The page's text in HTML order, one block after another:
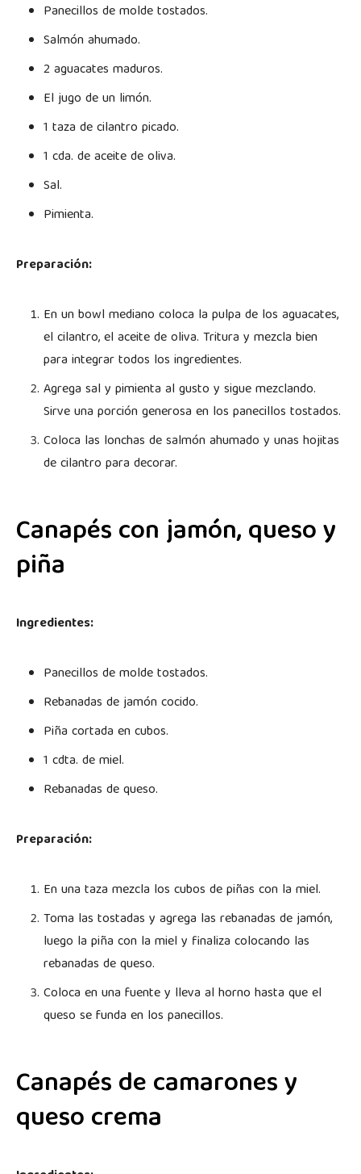
Panecillos de molde tostados.
Salmón ahumado.
2 aguacates maduros.
El jugo de un limón.
1 taza de cilantro picado.
1 cda. de aceite de oliva.
Sal.
Pimienta.
Preparación:
En un bowl mediano coloca la pulpa de los aguacates,
el cilantro, el aceite de oliva. Tritura y mezcla bien
para integrar todos los ingredientes.
Agrega sal y pimienta al gusto y sigue mezclando.
Sirve una porción generosa en los panecillos tostados.
Coloca las lonchas de salmón ahumado y unas hojitas
de cilantro para decorar.
Canapés con jamón, queso y
piña
Ingredientes:
Panecillos de molde tostados.
Rebanadas de jamón cocido.
Piña cortada en cubos.
1 cdta. de miel.
Rebanadas de queso.
Preparación:
En una taza mezcla los cubos de piñas con la miel.
Toma las tostadas y agrega las rebanadas de jamón,
luego la piña con la miel y finaliza colocando las
rebanadas de queso.
Coloca en una fuente y lleva al horno hasta que el
queso se funda en los panecillos.
Canapés de camarones y
queso crema